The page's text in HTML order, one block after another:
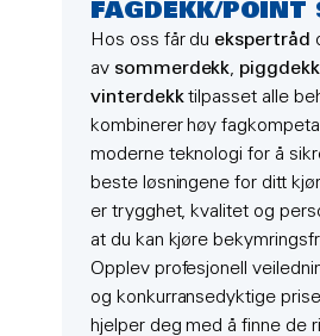
FAGDEKK/POINT
Hos oss får du ekspertråd
av sommerdekk, piggdekk
vinterdekktilpasset alle
kombinerer høy
moderne teknologi for å
beste løsningene for ditt
er trygghet, kvalitet og
at du kan kjøre
Opplev profesjonell
og konkurransedyktige
hjelper deg med å finne de